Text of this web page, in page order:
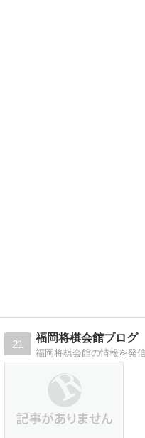
21
福岡将棋会館ブログ
福岡将棋会館の情報を発